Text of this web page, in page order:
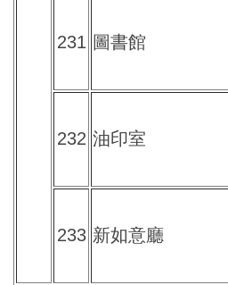
231 圖書館
232 油印室
233 新如意廳